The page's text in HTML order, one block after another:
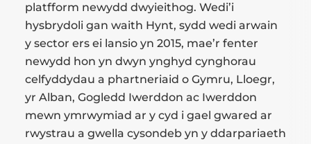
platfform newydd dwyieithog. Wedi’i
hysbrydoli gan waith Hynt, sydd wedi arwain
y sector ers ei lansio yn 2015, mae’r fenter
newydd hon yn dwyn ynghyd cynghorau
celfyddydau a phartneriaid o Gymru, Lloegr,
yr Alban, Gogledd Iwerddon ac Iwerddon
mewn ymrwymiad ar y cyd i gael gwared ar
rwystrau a gwella cysondeb yn y ddarpariaeth